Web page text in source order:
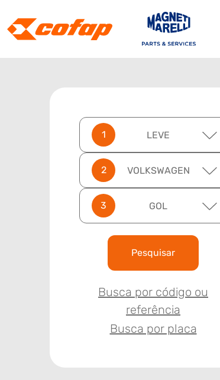
LEVE
VOLKSWAGEN
GOL
Pesquisar
Busca por código ou
referência
Busca por placa